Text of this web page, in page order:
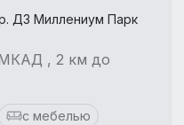
ДЗ Миллениум Парк
, 2 км до
с мебелью